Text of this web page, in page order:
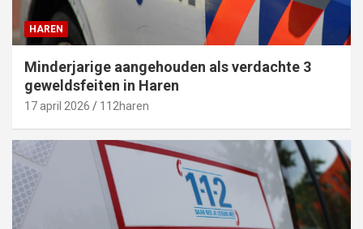
HAREN
Minderjarige aangehouden als verdachte 3
geweldsfeiten in Haren
17 april 2026 112haren